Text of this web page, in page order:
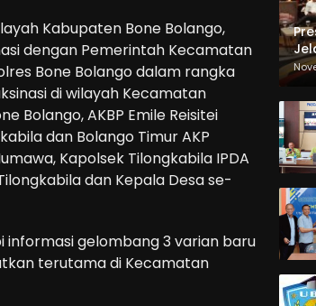
Kabupaten Bone Bolango,
dengan Pemerintah Kecamatan
Bone Bolango dalam rangka
di wilayah Kecamatan
Bolango, AKBP Emile Reisitei
dan Bolango Timur AKP
Kapolsek Tilongkabila IPDA
dan Kepala Desa se-
gelombang 3 varian baru
terutama di Kecamatan